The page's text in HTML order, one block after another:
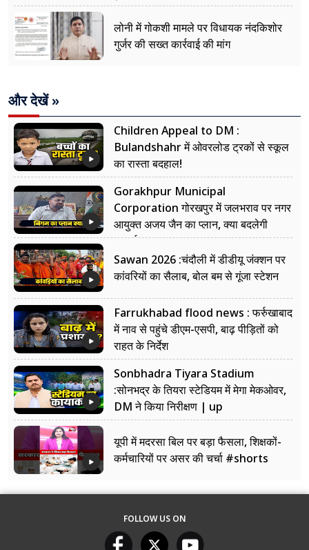
लोनी में गोकशी मामले पर विधायक नंदकिशोर
गुर्जर की सख्त कार्रवाई की मांग
और देखें »
Children Appeal to DM :
Bulandshahr में ओवरलोड ट्रकों से स्कूल
का रास्ता बदहाल!
Gorakhpur Municipal
Corporation गोरखपुर में जलभराव पर नगर
आयुक्त अजय जैन का प्लान, क्या बदलेगी
सफाई?
Sawan 2026 :चंदौली में डीडीयू जंक्शन पर
कांवरियों का सैलाब, बोल बम से गूंजा स्टेशन
Farrukhabad flood news : फर्रुखाबाद
में नाव से पहुंचे डीएम-एसपी, बाढ़ पीड़ितों को
राहत के निर्देश
Sonbhadra Tiyara Stadium
:सोनभद्र के तियरा स्टेडियम में मेगा मेकओवर,
DM ने किया निरीक्षण | up
यूपी में मदरसा बिल पर बड़ा फैसला, शिक्षकों-
कर्मचारियों पर असर की चर्चा #shorts
FOLLOW US ON